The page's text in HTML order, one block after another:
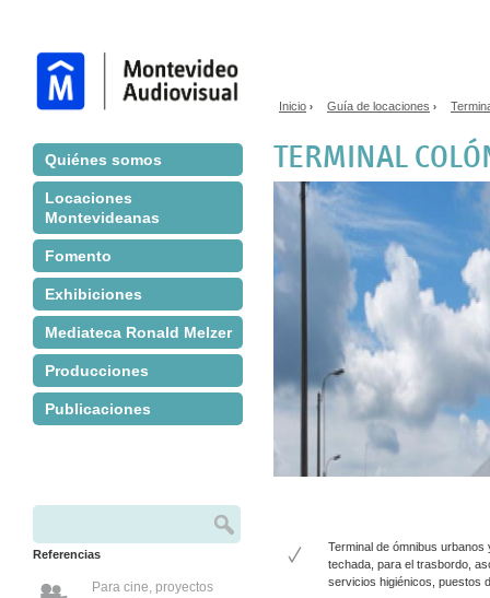
Quiénes somos
Locaciones
Montevideanas
Fomento
Exhibiciones
Mediateca Ronald Melzer
Producciones
Publicaciones
Formulario de búsqueda
Referencias
Para cine, proyectos
Se encuentra usted
Inicio › Guía de locaciones ›
TERMINAL
Terminal de ómnibus
techada, para el trasbordo,
servicios higiénicos, puestos